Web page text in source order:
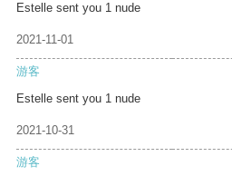
Estelle sent you 1 nude
2021-11-01
游客
Estelle sent you 1 nude
2021-10-31
游客